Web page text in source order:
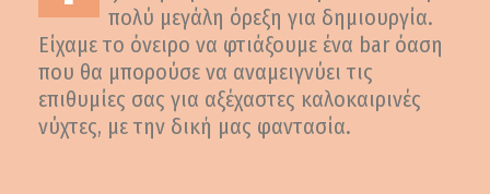
πολύ μεγάλη όρεξη για δημιουργία.
Είχαμε το όνειρο να φτιάξουμε ένα bar όαση
που θα μπορούσε να αναμειγνύει τις
επιθυμίες σας για αξέχαστες καλοκαιρινές
νύχτες, με την δική μας φαντασία.